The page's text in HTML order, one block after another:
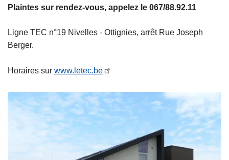
Plaintes sur rendez-vous, appelez le 067/88.92.11
Ligne TEC n°19 Nivelles - Ottignies, arrêt Rue Joseph
Berger.
Horaires sur www.letec.be